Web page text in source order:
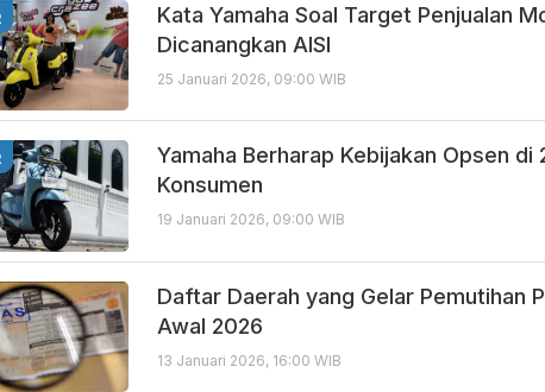
Kata Yamaha Soal Target Penjualan
Dicanangkan AISI
25 Januari 2026, 09:00 WIB
Yamaha Berharap Kebijakan Opsen di
Konsumen
19 Januari 2026, 09:00 WIB
Daftar Daerah yang Gelar Pemutihan
Awal 2026
13 Januari 2026, 16:00 WIB